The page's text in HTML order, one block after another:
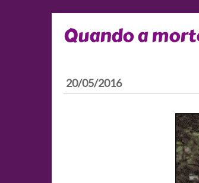
Quando a
20/05/2016